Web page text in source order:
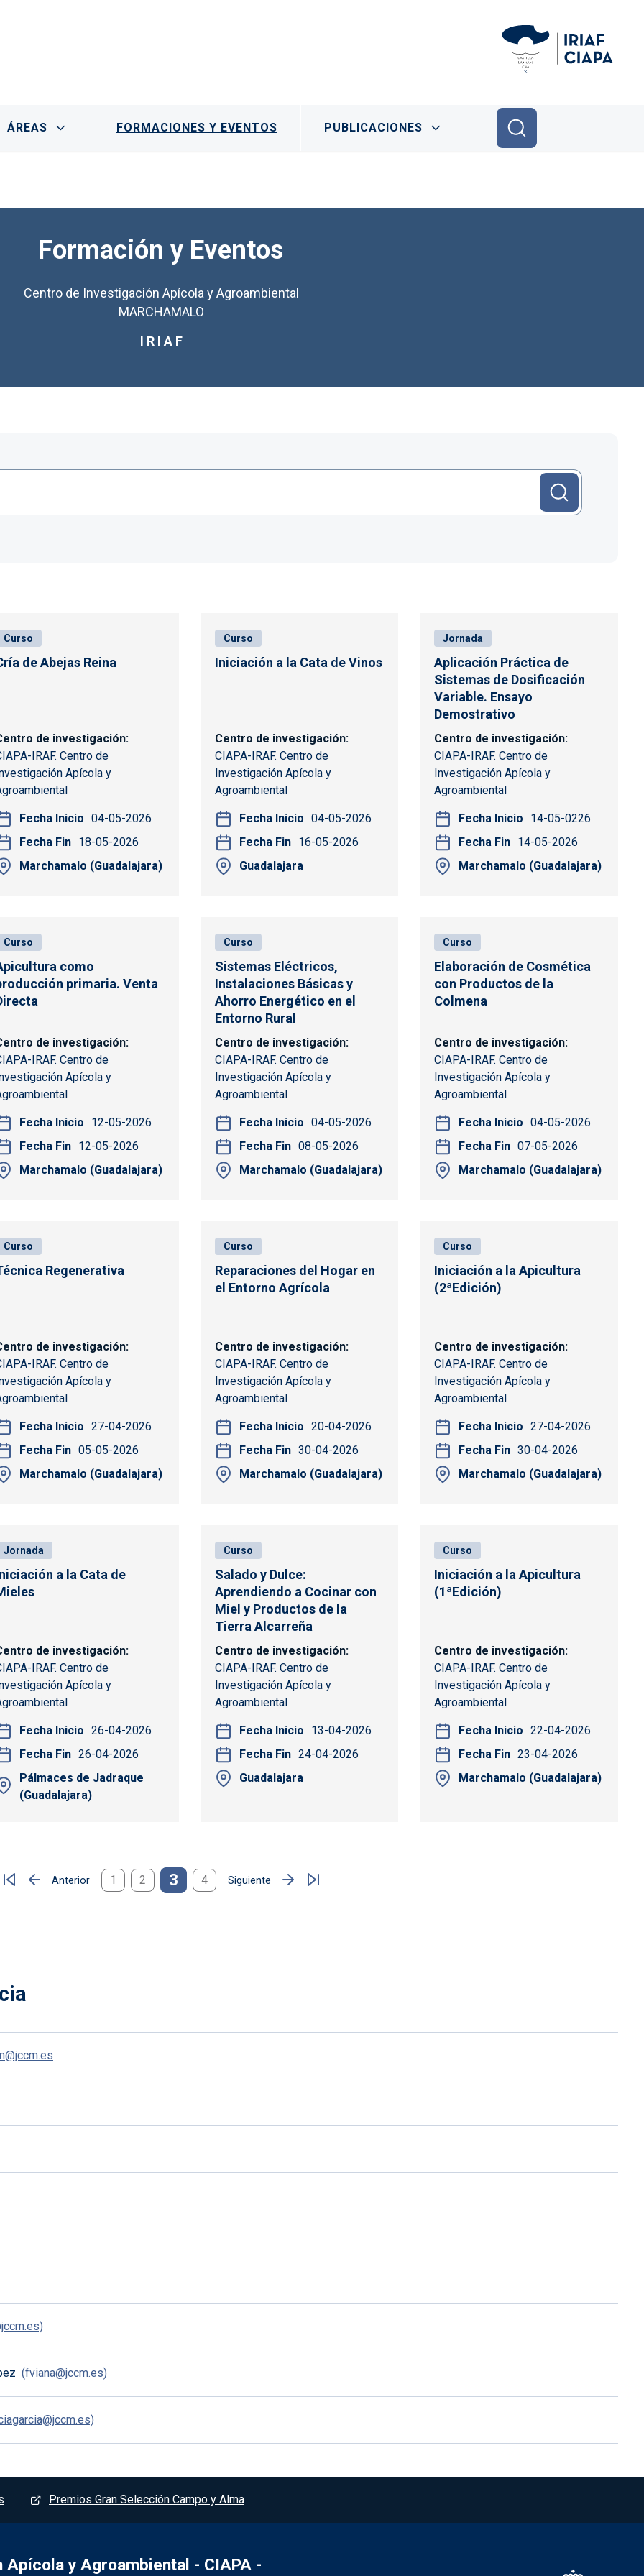
Marchamalo
ÁREAS FORMACIONES Y EVENTOS PUBLICACIONES
Formación y Eventos
Centro de Investigación Apícola y Agroambiental
MARCHAMALO
I R I A F
Curso
de Abejas Reina
de investigación
IRAF. Centro de
Apícola y
Fecha Inicio 04-05-2026
Fecha Fin 18-05-2026
Marchamalo (Guadalajara)
Curso
Iniciación a la Cata de Vinos
Centro de investigación
CIAPA-IRAF. Centro de
Investigación Apícola y
Agroambiental
Fecha Inicio 04-05-2026
Fecha Fin 16-05-2026
Guadalajara
Jornada
Aplicación Práctica de
Sistemas de Dosificación
Variable. Ensayo
Demostrativo
Centro de investigación
CIAPA-IRAF. Centro de
Investigación Apícola y
Agroambiental
Fecha Inicio
14-05-0226
Fecha Fin 14-05-2026
Marchamalo (Guadalajara)
Curso
como
primaria. Venta
de investigación
IRAF. Centro de
Apícola y
Fecha Inicio
12-05-2026
Fecha Fin 12-05-2026
Marchamalo (Guadalajara)
Curso
Sistemas Eléctricos,
Instalaciones Básicas y
Ahorro Energético en el
Entorno Rural
Centro de investigación
CIAPA-IRAF. Centro de
Investigación Apícola y
Agroambiental
Fecha Inicio 04-05-2026
Fecha Fin 08-05-2026
Marchamalo (Guadalajara)
Curso
Elaboración de Cosmética
con Productos de la
Colmena
Centro de investigación
CIAPA-IRAF. Centro de
Investigación Apícola y
Agroambiental
Fecha Inicio 04-05-2026
Fecha Fin 07-05-2026
Marchamalo (Guadalajara)
Curso
Regenerativa
de investigación
IRAF. Centro de
Apícola y
Fecha Inicio 27-04-2026
Fecha Fin 05-05-2026
Marchamalo (Guadalajara)
Curso
Reparaciones del Hogar en
el Entorno Agrícola
Centro de investigación
CIAPA-IRAF. Centro de
Investigación Apícola y
Agroambiental
Fecha Inicio 20-04-2026
Fecha Fin 30-04-2026
Marchamalo (Guadalajara)
Curso
Iniciación a la Apicultura
(2ªEdición)
Centro de investigación
CIAPA-IRAF. Centro de
Investigación Apícola y
Agroambiental
Fecha Inicio 27-04-2026
Fecha Fin 30-04-2026
Marchamalo (Guadalajara)
Jornada
a la Cata de
de investigación
IRAF. Centro de
Apícola y
Fecha Inicio 26-04-2026
Fecha Fin 26-04-2026
Pálmaces de Jadraque
(Guadalajara)
Curso
Salado y Dulce:
Aprendiendo a Cocinar con
Miel y Productos de la
Tierra Alcarreña
Centro de investigación
CIAPA-IRAF. Centro de
Investigación Apícola y
Agroambiental
Fecha Inicio
13-04-2026
Fecha Fin 24-04-2026
Guadalajara
Curso
Iniciación a la Apicultura
(1ªEdición)
Centro de investigación
CIAPA-IRAF. Centro de
Investigación Apícola y
Agroambiental
Fecha Inicio 22-04-2026
Fecha Fin 23-04-2026
Marchamalo (Guadalajara)
Anterior
Página anterior
1 2 3 4 Siguiente
Siguiente página
(fviana@jccm.es)
Premios Gran Selección Campo y Alma
y Agroambiental - CIAPA -